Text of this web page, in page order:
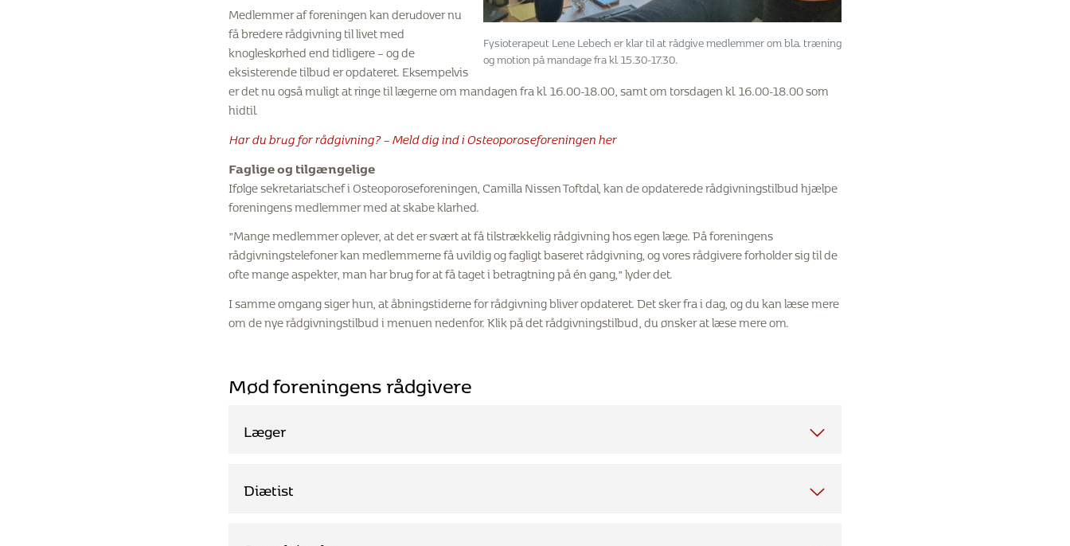
Fysioterapeut Lene Lebech er klar til at rådgive medlemmer om bl.a. træning
og motion på mandage fra kl. 15.30-17.30.
Medlemmer af foreningen kan derudover nu
få bredere rådgivning til livet med
knogleskørhed end tidligere – og de
eksisterende tilbud er opdateret. Eksempelvis
er det nu også muligt at ringe til lægerne om mandagen fra kl. 16.00-18.00, samt om torsdagen kl. 16.00-18.00 som
hidtil.
Har du brug for rådgivning? – Meld dig ind i Osteoporoseforeningen her
Faglige og tilgængelige
Ifølge sekretariatschef i Osteoporoseforeningen, Camilla Nissen Toftdal, kan de opdaterede rådgivningstilbud hjælpe
foreningens medlemmer med at skabe klarhed.
”Mange medlemmer oplever, at det er svært at få tilstrækkelig rådgivning hos egen læge. På foreningens
rådgivningstelefoner kan medlemmerne få uvildig og fagligt baseret rådgivning, og vores rådgivere forholder sig til de
ofte mange aspekter, man har brug for at få taget i betragtning på én gang,” lyder det.
I samme omgang siger hun, at åbningstiderne for rådgivning bliver opdateret. Det sker fra i dag, og du kan læse mere
om de nye rådgivningstilbud i menuen nedenfor. Klik på det rådgivningstilbud, du ønsker at læse mere om.
Mød foreningens rådgivere
Læger
Du kan ringe til lægetelefonen, hvis du har spørgsmål til fx medicin og behandling for knogleskørhed.
Diætist